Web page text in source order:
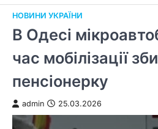
НОВИНИ УКРАЇНИ
В Одесі
час мобілізації
пенсіонерку
admin 25.03.2026